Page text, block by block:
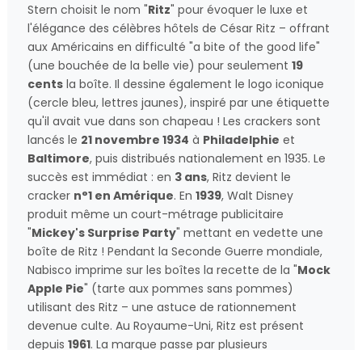
Stern choisit le nom "Ritz" pour évoquer le luxe et
l'élégance des célèbres hôtels de César Ritz – offrant
aux Américains en difficulté "a bite of the good life"
(une bouchée de la belle vie) pour seulement 19
cents la boîte. Il dessine également le logo iconique
(cercle bleu, lettres jaunes), inspiré par une étiquette
qu'il avait vue dans son chapeau ! Les crackers sont
lancés le 21 novembre 1934 à Philadelphie et
Baltimore, puis distribués nationalement en 1935. Le
succès est immédiat : en 3 ans, Ritz devient le
cracker n°1 en Amérique. En 1939, Walt Disney
produit même un court-métrage publicitaire
"Mickey's Surprise Party" mettant en vedette une
boîte de Ritz ! Pendant la Seconde Guerre mondiale,
Nabisco imprime sur les boîtes la recette de la "Mock
Apple Pie" (tarte aux pommes sans pommes)
utilisant des Ritz – une astuce de rationnement
devenue culte. Au Royaume-Uni, Ritz est présent
depuis 1961. La marque passe par plusieurs